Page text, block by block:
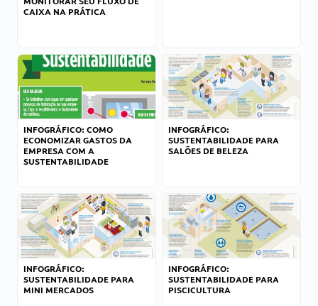
CAIXA NA PRÁTICA
INFOGRÁFICO: COMO
ECONOMIZAR GASTOS DA
EMPRESA COM A
SUSTENTABILIDADE
INFOGRÁFICO:
SUSTENTABILIDADE PARA
SALÕES DE BELEZA
INFOGRÁFICO:
SUSTENTABILIDADE PARA
MINI MERCADOS
INFOGRÁFICO:
SUSTENTABILIDADE PARA
PISCICULTURA